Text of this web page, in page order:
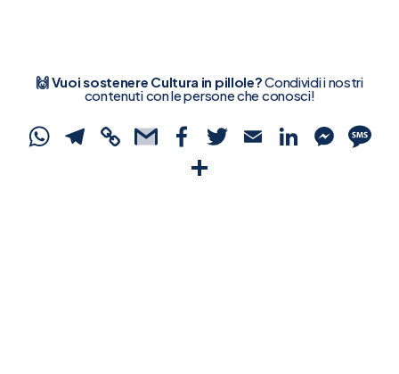
🙌 Vuoi sostenere Cultura in pillole?Condividi i nostri
contenuti con le persone che conosci!
WhatsApp
Telegram
CopyGmailFacebook
Twitter
Email